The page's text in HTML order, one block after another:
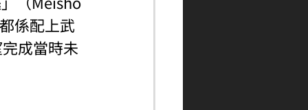
係配上武
成當時未